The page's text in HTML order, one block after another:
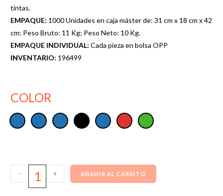
tintas.
EMPAQUE: 1000 Unidades en caja máster de: 31 cm x 18 cm x 42
cm; Peso Bruto: 11 Kg; Peso Neto: 10 Kg.
EMPAQUE INDIVIDUAL: Cada pieza en bolsa OPP
INVENTARIO: 196499
COLOR
- + AÑADIR AL CARRITO